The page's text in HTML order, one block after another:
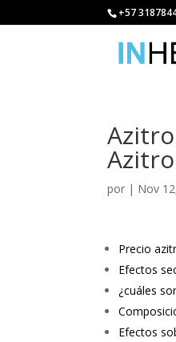
+57
por | Nov
Precio
Efectos
¿cuáles
Efectos